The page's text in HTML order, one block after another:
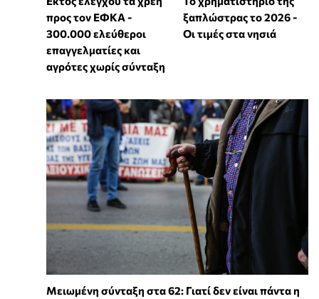
προς τον ΕΦΚΑ -
300.000 ελεύθεροι
επαγγελματίες και
αγρότες χωρίς σύνταξη
ξαπλώστρας το 2026 -
Οι τιμές στα νησιά
Μειωμένη σύνταξη στα 62: Γιατί δεν είναι πάντα η